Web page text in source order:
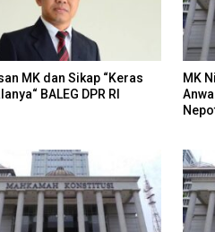
MK dan Sikap “Keras
BALEG DPR RI
MK